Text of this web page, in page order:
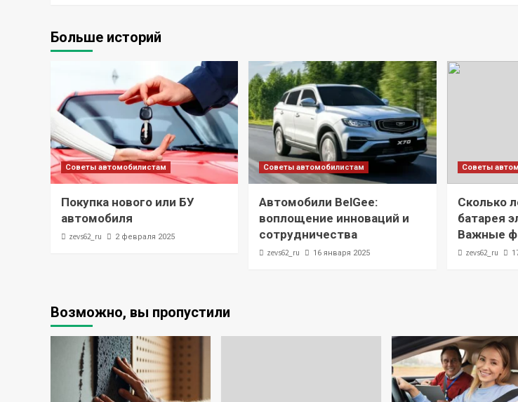
Больше историй
Советы автомобилистам
Покупка нового или БУ
автомобиля
zevs62_ru 2 февраля 2025
Советы автомобилистам
Автомобили BelGee:
воплощение инноваций и
сотрудничества
zevs62_ru 16 января 2025
Советы
Сколько
батарея
Важные
zevs62_ru
Возможно, вы пропустили